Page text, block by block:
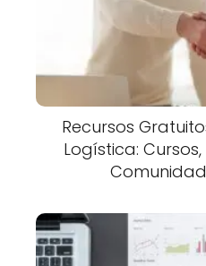
Recursos
Logística: